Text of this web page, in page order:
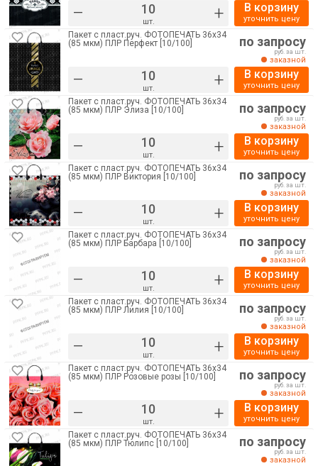
– шт. + В корзину
уточнить цену
Пакет с пласт.руч. ФОТОПЕЧАТЬ 36х34
(85 мкм) ПЛР Перфект [10/100]
– шт. +
по запросу
руб. за шт.
заказной
В корзину
уточнить цену
Пакет с пласт.руч. ФОТОПЕЧАТЬ 36х34
(85 мкм) ПЛР Элиза [10/100]
– шт. +
по запросу
руб. за шт.
заказной
В корзину
уточнить цену
Пакет с пласт.руч. ФОТОПЕЧАТЬ 36х34
(85 мкм) ПЛР Виктория [10/100]
– шт. +
по запросу
руб. за шт.
заказной
В корзину
уточнить цену
Пакет с пласт.руч. ФОТОПЕЧАТЬ 36х34
(85 мкм) ПЛР Барбара [10/100]
– шт. +
по запросу
руб. за шт.
заказной
В корзину
уточнить цену
Пакет с пласт.руч. ФОТОПЕЧАТЬ 36х34
(85 мкм) ПЛР Лилия [10/100]
– шт. +
по запросу
руб. за шт.
заказной
В корзину
уточнить цену
Пакет с пласт.руч. ФОТОПЕЧАТЬ 36х34
(85 мкм) ПЛР Розовые розы [10/100]
– шт. +
по запросу
руб. за шт.
заказной
В корзину
уточнить цену
Пакет с пласт.руч. ФОТОПЕЧАТЬ 36х34
(85 мкм) ПЛР Тюлипс [10/100]
по запросу
руб. за шт.
заказной